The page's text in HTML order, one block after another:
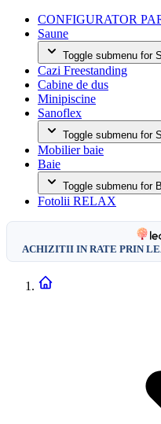
CONFIGURATOR
Saune
Toggle submenu for
Cazi Freestanding
Cabine de dus
Minipiscine
Sanoflex
Toggle submenu for
Mobilier baie
Baie
Toggle submenu for
Fotolii RELAX
ACHIZITII IN RATE PRIN